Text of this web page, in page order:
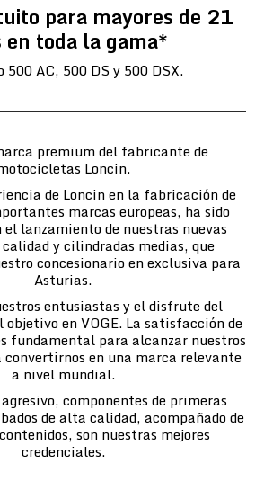
para mayores de 21
en toda la gama*
500 AC, 500 DS y 500 DSX.
premium del fabricante de
Loncin.
de Loncin en la fabricación de
marcas europeas, ha sido
lanzamiento de nuestras nuevas
y cilindradas medias, que
concesionario en exclusiva para
Asturias.
entusiastas y el disfrute del
en VOGE. La satisfacción de
fundamental para alcanzar nuestros
convertirnos en una marca relevante
a nivel mundial.
componentes de primeras
de alta calidad, acompañado de
son nuestras mejores
credenciales.